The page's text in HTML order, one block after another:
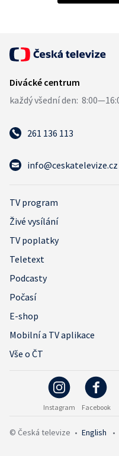
261 136 113
info@ceskatelevize.cz
TV program
Živé vysílání
TV poplatky
Teletext
Podcasty
Počasí
E-shop
Mobilní a TV aplikace
Vše o ČT
Instagram Facebook
© Česká televize • English •